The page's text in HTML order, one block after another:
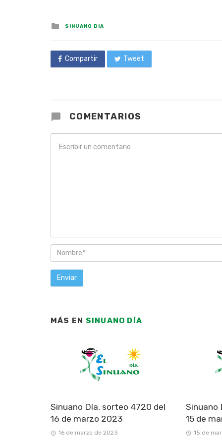
Posted
in
SINUANO DÍA
Compartir Tweet
COMENTARIOS
MÁS EN SINUANO DÍA
Sinuano Día, sorteo 4720 del
16 de marzo 2023
16 de marzo de 2023
Sinuano
15 de
15 de